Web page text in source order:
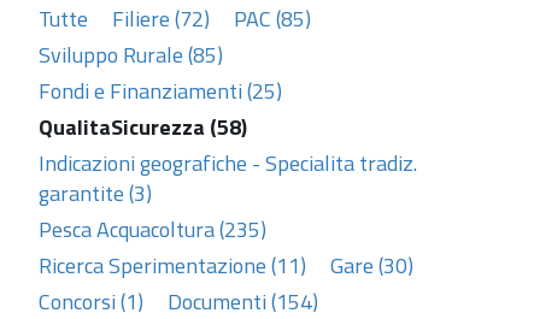
Tutte Filiere (72)
PAC (85)
Sviluppo Rurale (85)
Fondi e Finanziamenti (25)
QualitaSicurezza (58)
Indicazioni geografiche - Specialita tradiz.
garantite (3)
Pesca Acquacoltura (235)
Ricerca Sperimentazione (11)
Gare (30)
Concorsi (1)
Documenti (154)